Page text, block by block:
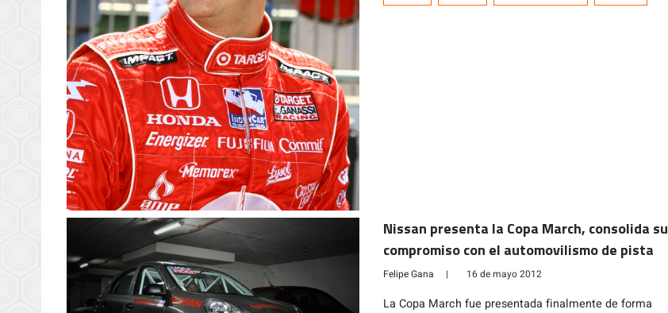
Nissan presenta la Copa March, consolida su
compromiso con el automovilismo de pista
Felipe Gana | 16 de mayo 2012
La Copa March fue presentada finalmente de forma